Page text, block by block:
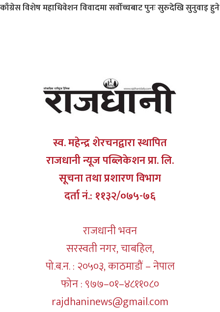
काँग्रेस विशेष महाधिवेशन विवादमा सर्वोच्चबाट पुनः सुरुदेखि सुनुवाइ हुने
स्व. महेन्द्र शेरचनद्वारा स्थापित
राजधानी न्यूज पब्लिकेशन प्रा. लि.
सूचना तथा प्रशारण विभाग
दर्ता नं.: ११३२/०७५-७६
राजधानी भवन
सरस्वती नगर, चाबहिल,
पो.ब.न. : २०५०३, काठमाडौं – नेपाल
फोन : ९७७–०१–४८११०८०
rajdhaninews@gmail.com